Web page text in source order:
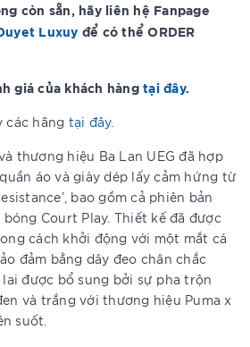
còn sẵn, hãy liên hệ Fanpage
Luxuy để có thể ORDER
giá của khách hàng tại đây.
các hãng tại đây.
thương hiệu Ba Lan UEG đã hợp
áo và giày dép lấy cảm hứng từ
bao gồm cả phiên bản
Court Play. Thiết kế đã được
cách khởi động với một mắt cá
đảm bằng dây đeo chân chắc
được bổ sung bởi sự pha trộn
và trắng với thương hiệu Puma x
suốt.